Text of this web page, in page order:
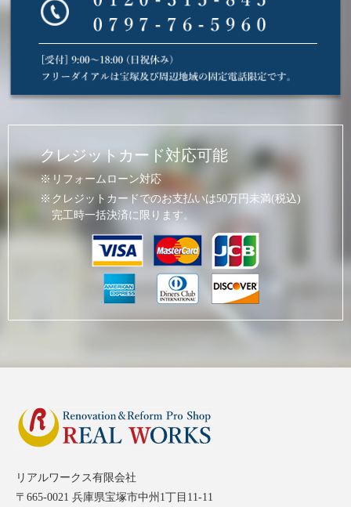
クレジットカード対応可能
リフォームローン対応
クレジットカードでのお支払いは50万円未満(税込)
完工時一括決済に限ります。
リアルワークス有限会社
〒665-0021 兵庫県宝塚市中州1丁目11-11